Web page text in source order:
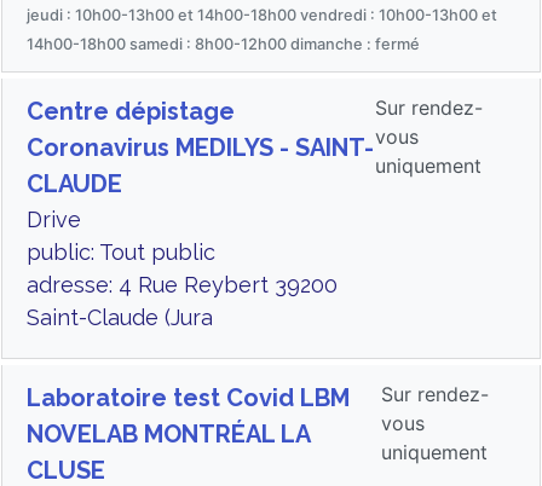
jeudi : 10h00-13h00 et 14h00-18h00 vendredi : 10h00-13h00 et
14h00-18h00 samedi : 8h00-12h00 dimanche : fermé
Centre dépistage
Coronavirus MEDILYS - SAINT-
CLAUDE
Drive
public: Tout public
adresse: 4 Rue Reybert 39200
Saint-Claude (Jura
Sur rendez-
vous
uniquement
Laboratoire test Covid LBM
NOVELAB MONTRÉAL LA
CLUSE
Sur rendez-
vous
uniquement